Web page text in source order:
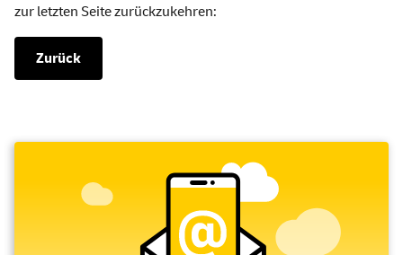
zur letzten Seite zurückzukehren:
Zurück